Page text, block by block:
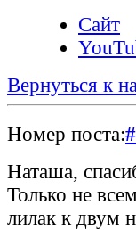
Сайт
Вернуться к
Номер поста:
Наташа,
Только не
лилак к двум